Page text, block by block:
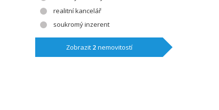
realitní kancelář
soukromý inzerent
Zobrazit 2 nemovitostí